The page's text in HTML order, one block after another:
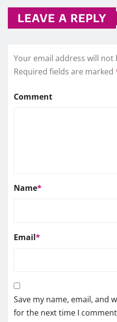
LEAVE A REPLY
Your email address will not
Required fields are marked
Comment
Name*
Email*
Save my name, email, and
for the next time I